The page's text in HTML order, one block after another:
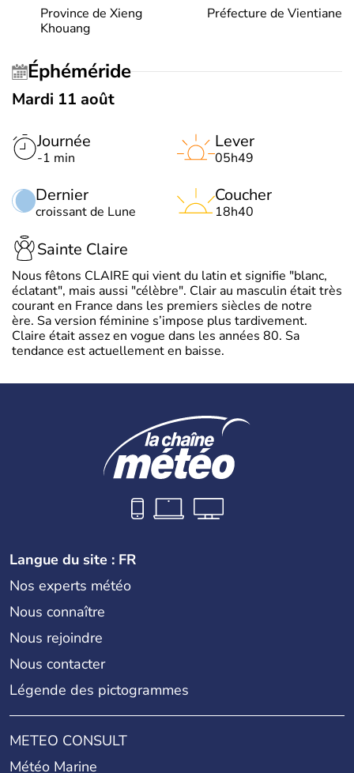
Province de Xieng
Khouang
Préfecture de Vientiane
Éphéméride
Mardi 11 août
Journée
-1 min
Dernier
croissant de Lune
Lever
05h49
Coucher
18h40
Sainte Claire
Nous fêtons CLAIRE qui vient du latin et signifie "blanc,
éclatant", mais aussi "célèbre". Clair au masculin était très
courant en France dans les premiers siècles de notre
ère. Sa version féminine s’impose plus tardivement.
Claire était assez en vogue dans les années 80. Sa
tendance est actuellement en baisse.
Langue du site : FR
Nos experts météo
Nous connaître
Nous rejoindre
Nous contacter
Légende des pictogrammes
METEO CONSULT
Météo Marine